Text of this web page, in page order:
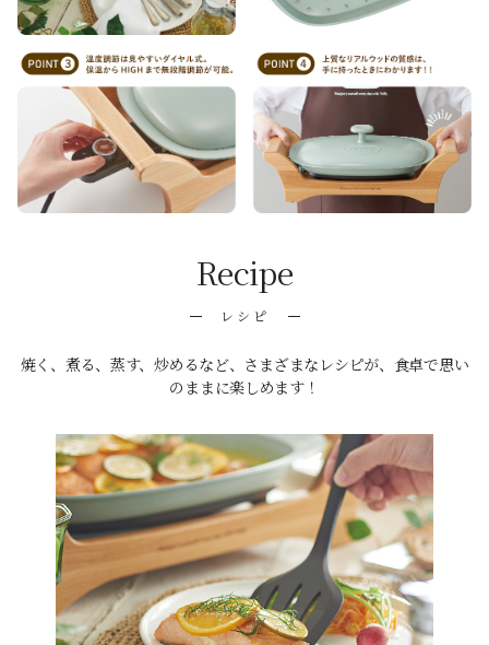
Recipe
レシピ
焼く、煮る、蒸す、炒めるなど、さまざまなレシピが、食卓で思い
のままに楽しめます！